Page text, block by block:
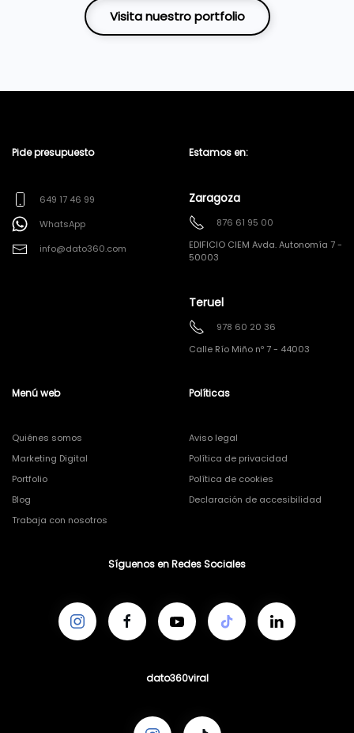
Visita nuestro portfolio
Pide presupuesto
649 17 46 99
WhatsApp
info@dato360.com
Estamos en:
Zaragoza
876 61 95 00
EDIFICIO CIEM Avda. Autonomía 7 -
50003
Teruel
978 60 20 36
Calle Río Miño nº 7 - 44003
Menú web
Quiénes somos
Marketing Digital
Portfolio
Blog
Trabaja con nosotros
Políticas
Aviso legal
Política de privacidad
Política de cookies
Declaración de accesibilidad
Síguenos en Redes Sociales
dato360viral